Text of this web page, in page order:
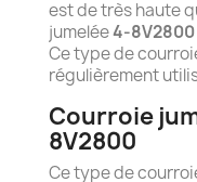
est de très haute
jumelée4-8V2800
Ce type de
régulièrement
Courroie
8V2800
Ce type de